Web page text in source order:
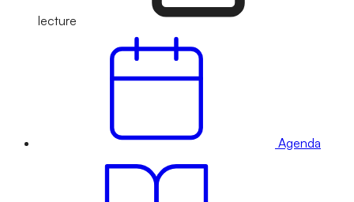
lecture
Agenda